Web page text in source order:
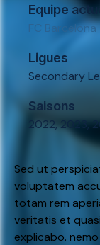
Equipe
FC Barcelona
Ligues
Secondary
Saisons
2022, 2023,
Sed ut
voluptatem
totam rem
veritatis et
explicabo.